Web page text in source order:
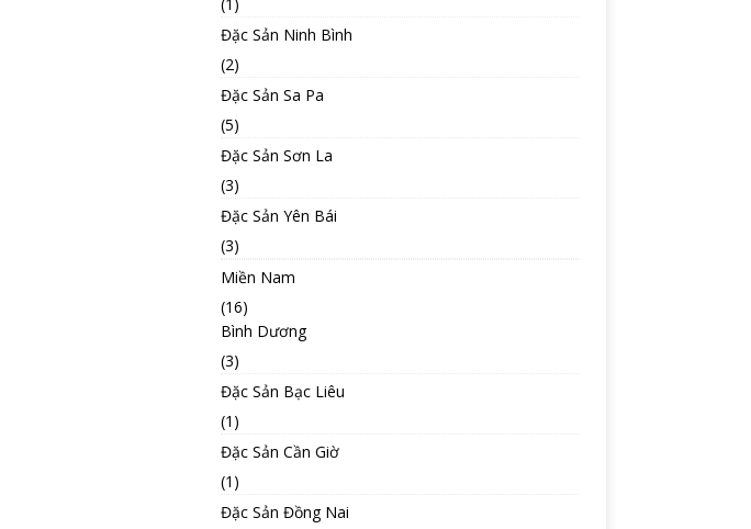
Đặc Sản Ninh Bình
(2)
Đặc Sản Sa Pa
(5)
Đặc Sản Sơn La
(3)
Đặc Sản Yên Bái
(3)
Miền Nam
(16)
Bình Dương
(3)
Đặc Sản Bạc Liêu
(1)
Đặc Sản Cần Giờ
(1)
Đặc Sản Đồng Nai